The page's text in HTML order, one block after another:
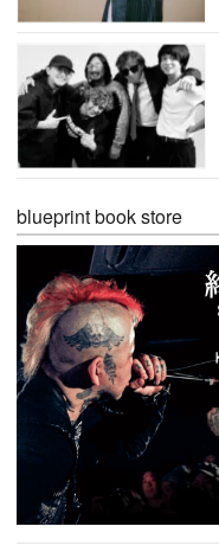
blueprint book store